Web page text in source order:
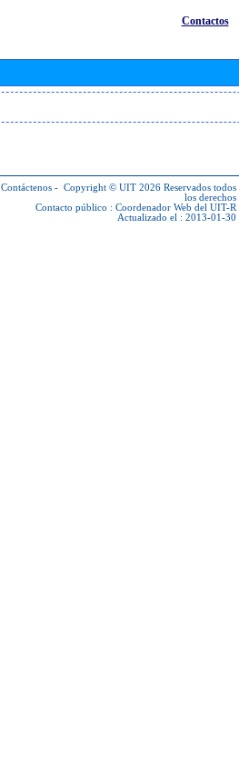
Contactos
Contáctenos - Copyright © UIT 2026 Reservados todos
los derechos
Contacto público : Coordenador Web del UIT-R
Actualizado el : 2013-01-30